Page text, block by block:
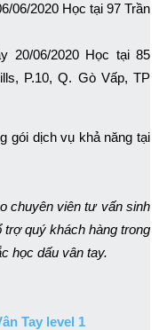
06/2020 Học tại 97 Trần
20/06/2020 Học tại 85
P.10, Q. Gò Vấp, TP
gói dịch vụ khả năng tại
chuyên viên tư vấn sinh
quý khách hàng trong
học dấu vân tay.
Tay level 1